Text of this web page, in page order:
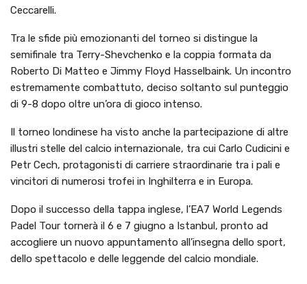
Ceccarelli.
Tra le sfide più emozionanti del torneo si distingue la
semifinale tra Terry-Shevchenko e la coppia formata da
Roberto Di Matteo e Jimmy Floyd Hasselbaink. Un incontro
estremamente combattuto, deciso soltanto sul punteggio
di 9-8 dopo oltre un’ora di gioco intenso.
Il torneo londinese ha visto anche la partecipazione di altre
illustri stelle del calcio internazionale, tra cui Carlo Cudicini e
Petr Cech, protagonisti di carriere straordinarie tra i pali e
vincitori di numerosi trofei in Inghilterra e in Europa.
Dopo il successo della tappa inglese, l’EA7 World Legends
Padel Tour tornerà il 6 e 7 giugno a Istanbul, pronto ad
accogliere un nuovo appuntamento all’insegna dello sport,
dello spettacolo e delle leggende del calcio mondiale.